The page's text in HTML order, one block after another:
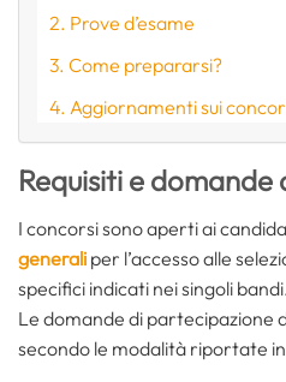
Prove d’esame
Come prepararsi?
Aggiornamenti sui
Requisiti e
I concorsi sono aperti ai
generali per l’accesso alle
specifici indicati nei singoli bandi.
Le domande di partecipazione
secondo le modalità riportate